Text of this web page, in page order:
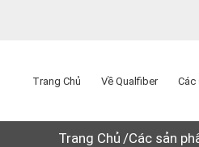
Trang Chủ Về Qualfiber Các
Trang Chủ Các sản